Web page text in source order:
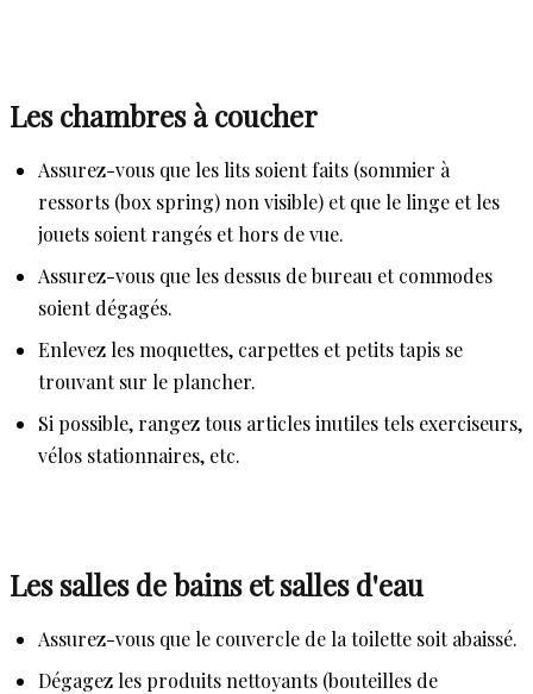
Les chambres à coucher
Assurez-vous que les lits soient faits (sommier à
ressorts (box spring) non visible) et que le linge et les
jouets soient rangés et hors de vue.
Assurez-vous que les dessus de bureau et commodes
soient dégagés.
Enlevez les moquettes, carpettes et petits tapis se
trouvant sur le plancher.
Si possible, rangez tous articles inutiles tels exerciseurs,
vélos stationnaires, etc.
Les salles de bains et salles d'eau
Assurez-vous que le couvercle de la toilette soit abaissé.
Dégagez les produits nettoyants (bouteilles de